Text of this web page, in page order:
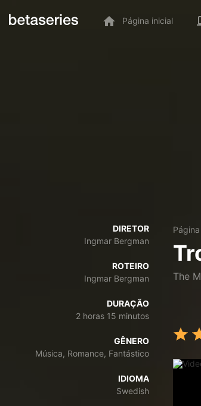
Página inicial
DIRETOR
Ingmar Bergman
ROTEIRO
Ingmar Bergman
DURAÇÃO
2 horas 15 minutos
GÊNERO
Música, Romance, Fantástico
IDIOMA
Swedish
The